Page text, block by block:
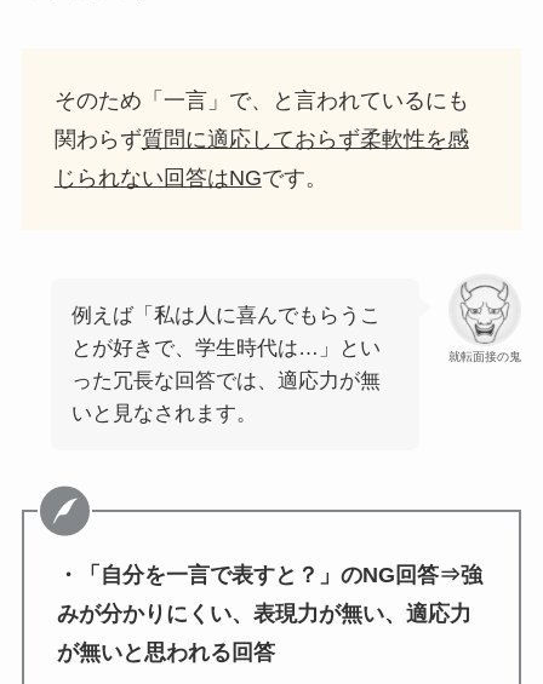
そのため「一言」で、と言われているにも
関わらず質問に適応しておらず柔軟性を感
じられない回答はNGです。
就転面接の鬼
例えば「私は人に喜んでもらうこ
とが好きで、学生時代は…」とい
った冗長な回答では、適応力が無
いと見なされます。
・「自分を一言で表すと？」のNG回答⇒強
みが分かりにくい、表現力が無い、適応力
が無いと思われる回答